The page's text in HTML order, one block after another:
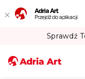
Adria Art
Przejdź do aplikacji
Sprawdź